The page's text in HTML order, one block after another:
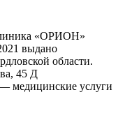
«ОРИОН»
выдано
области.
45 Д
медицинские услуги